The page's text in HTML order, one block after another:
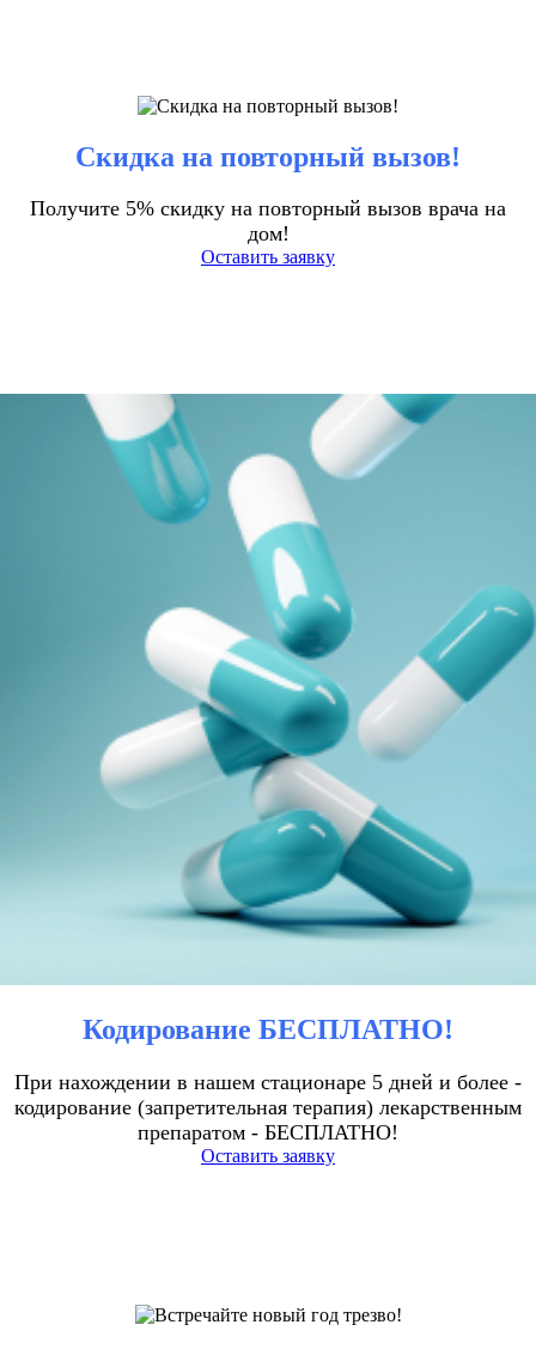
Скидка на повторный вызов!
Получите 5% скидку на повторный вызов врача на
дом!
Оставить заявку
Кодирование БЕСПЛАТНО!
При нахождении в нашем стационаре 5 дней и более -
кодирование (запретительная терапия) лекарственным
препаратом - БЕСПЛАТНО!
Оставить заявку